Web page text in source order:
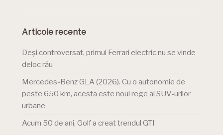
Articole recente
Deși controversat, primul Ferrari electric nu se vinde
deloc rău
Mercedes-Benz GLA (2026). Cu o autonomie de
peste 650 km, acesta este noul rege al SUV-urilor
urbane
Acum 50 de ani, Golf a creat trendul GTI